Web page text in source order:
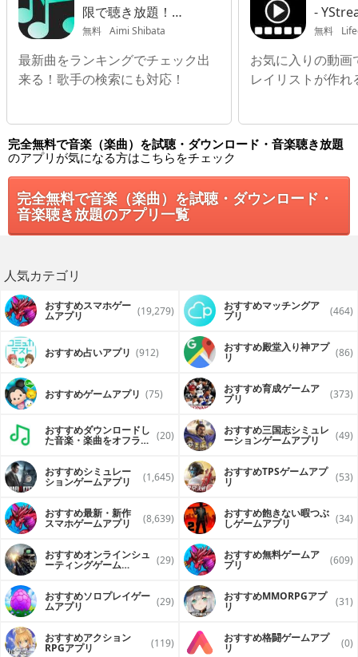
限で聴き放題！
SuperMusic
無料 Aimi Shibata
最新曲をランキングでチェック出
来る！歌手の検索にも対応！
-
無料
お気に入りの動画
レイリストが作れ
完全無料で音楽（楽曲）を試聴・ダウンロード・音楽聴き放題
のアプリが気になる方はこちらをチェック
完全無料で音楽（楽曲）を試聴・ダウンロード・
音楽聴き放題のアプリ一覧
人気カテゴリ
おすすめスマホゲー
ムアプリ (19,279) おすすめマッチングア
プリ (464)
おすすめ占いアプリ (912) おすすめ殿堂入り神アプ
リ (86)
おすすめゲームアプリ (75) おすすめ育成ゲームア
プリ (373)
おすすめダウンロードし
た音楽・楽曲をオフライ (20) おすすめ三国志シミュレ
ーションゲームアプリ (49)
おすすめシミュレー
ションゲームアプリ (1,645) おすすめTPSゲームアプ
リ (53)
おすすめ最新・新作
スマホゲームアプリ (8,639) おすすめ飽きない暇つぶ
しゲームアプリ (34)
おすすめオンラインシュ
ーティングゲーム (29) おすすめ無料ゲームア
プリ (609)
おすすめソロプレイゲー
ムアプリ (29) おすすめ MMORPGアプ
リ (31)
おすすめアクション
RPGアプリ (119) おすすめ格闘ゲームアプ
リ (0)